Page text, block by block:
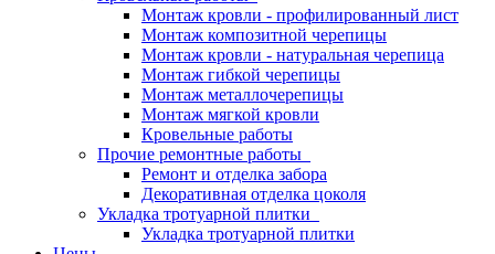
Монтаж кровли - профилированный лист
Монтаж композитной черепицы
Монтаж кровли - натуральная черепица
Монтаж гибкой черепицы
Монтаж металлочерепицы
Монтаж мягкой кровли
Кровельные работы
Прочие ремонтные работы
Ремонт и отделка забора
Декоративная отделка цоколя
Укладка тротуарной плитки
Укладка тротуарной плитки